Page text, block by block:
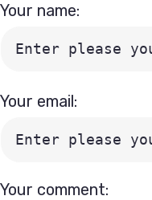
Your comment:
Your name:
Your email: